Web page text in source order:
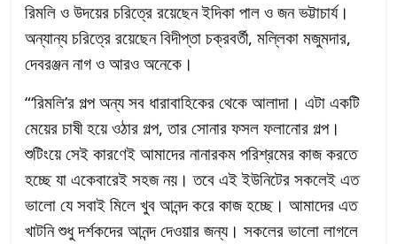
রিমলি ও উদয়ের চরিত্রে রয়েছেন ইদিকা পাল ও জন ভট্টাচার্য।
অন্যান্য চরিত্রে রয়েছেন বিদীপ্তা চক্রবর্তী, মল্লিকা মজুমদার,
দেবরঞ্জন নাগ ও আরও অনেকে।
“‘রিমলি’র গল্প অন্য সব ধারাবাহিকের থেকে আলাদা। এটা একটি
মেয়ের চাষী হয়ে ওঠার গল্প, তার সোনার ফসল ফলানোর গল্প।
শুটিংয়ে সেই কারণেই আমাদের নানারকম পরিশ্রমের কাজ করতে
হচ্ছে যা একেবারেই সহজ নয়। তবে এই ইউনিটের সকলেই এত
ভালো যে সবাই মিলে খুব আনন্দ করে কাজ হচ্ছে। আমাদের এত
খাটনি শুধু দর্শকদের আনন্দ দেওয়ার জন্য। সকলের ভালো লাগলে